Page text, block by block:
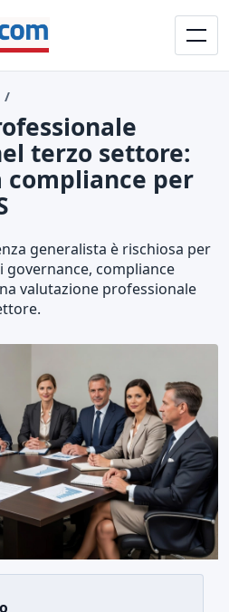
terzo settore:
compliance per
generalista è rischiosa per
governance, compliance
valutazione professionale